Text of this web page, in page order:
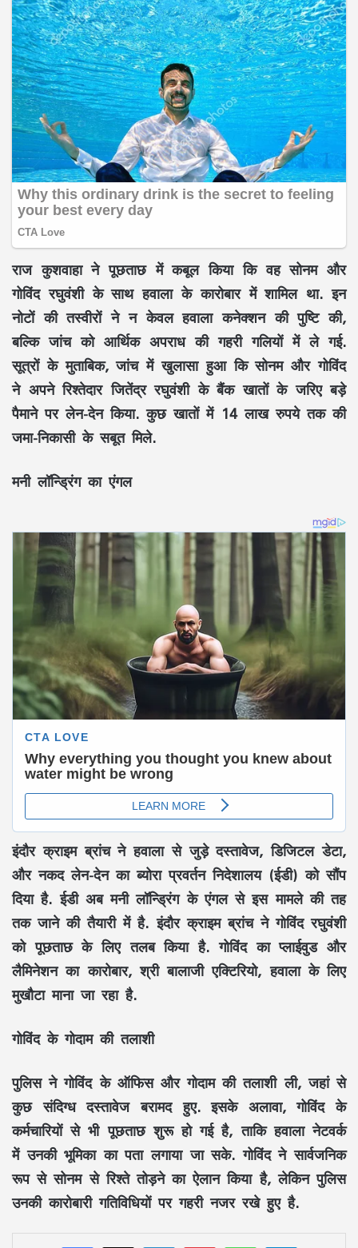
राज कुशवाहा ने पूछताछ में कबूल किया कि वह सोनम और
गोविंद रघुवंशी के साथ हवाला के कारोबार में शामिल था. इन
नोटों की तस्वीरों ने न केवल हवाला कनेक्शन की पुष्टि की,
बल्कि जांच को आर्थिक अपराध की गहरी गलियों में ले गई.
सूत्रों के मुताबिक, जांच में खुलासा हुआ कि सोनम और गोविंद
ने अपने रिश्तेदार जितेंद्र रघुवंशी के बैंक खातों के जरिए बड़े
पैमाने पर लेन-देन किया. कुछ खातों में 14 लाख रुपये तक की
जमा-निकासी के सबूत मिले.
मनी लॉन्ड्रिंग का एंगल
इंदौर क्राइम ब्रांच ने हवाला से जुड़े दस्तावेज, डिजिटल डेटा,
और नकद लेन-देन का ब्योरा प्रवर्तन निदेशालय (ईडी) को सौंप
दिया है. ईडी अब मनी लॉन्ड्रिंग के एंगल से इस मामले की तह
तक जाने की तैयारी में है. इंदौर क्राइम ब्रांच ने गोविंद रघुवंशी
को पूछताछ के लिए तलब किया है. गोविंद का प्लाईवुड और
लैमिनेशन का कारोबार, श्री बालाजी एक्टिरियो, हवाला के लिए
मुखौटा माना जा रहा है.
गोविंद के गोदाम की तलाशी
पुलिस ने गोविंद के ऑफिस और गोदाम की तलाशी ली, जहां से
कुछ संदिग्ध दस्तावेज बरामद हुए. इसके अलावा, गोविंद के
कर्मचारियों से भी पूछताछ शुरू हो गई है, ताकि हवाला नेटवर्क
में उनकी भूमिका का पता लगाया जा सके. गोविंद ने सार्वजनिक
रूप से सोनम से रिश्ते तोड़ने का ऐलान किया है, लेकिन पुलिस
उनकी कारोबारी गतिविधियों पर गहरी नजर रखे हुए है.